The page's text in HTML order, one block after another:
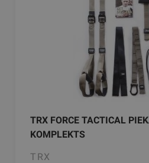
TRX FORCE TACTICAL
KOMPLEKTS
TRX